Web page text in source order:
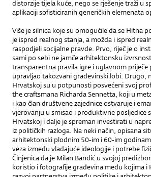
distorzije tijela kuće, nego se rješenje traži u
aplikaciji sofisticiranih generičkih elemenata
Više je silnica koje su omogućile da se Hitna
je ispred realnog stanja, a možda i ispred
raspodjeli socijalne pravde. Prvo, riječ je o
sami po sebi ne jamče arhitektonsku
transparentna pravila igre i uglavnom
upravljao takozvani građevinski lobi.
Hrvatskoj su u potpunosti posvećeni svoj
the crafts­mana Richarda Sennetta, koji u
i kao član društvene zajednice ostvaruje i
vjerovanju u smisao i produktivne posljedice
Hrvatskoj i dalje je spreman investirati u
iz političkih razloga. Na neki način, opisana
arhitektonski plodnim 50-im i 60-im
veza između vladajuće ideologije i potrebe
Činjenica da je Milan Bandić u svojoj
koristio i fotografije građevina među kojima